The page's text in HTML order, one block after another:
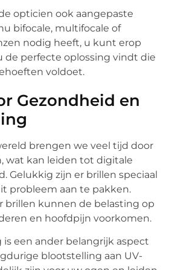
opticien ook aangepaste
bifocale, multifocale of
nodig heeft, u kunt erop
de perfecte oplossing vindt die
voldoet.
Gezondheid en
brengen we veel tijd door
wat kan leiden tot digitale
Gelukkig zijn er brillen speciaal
probleem aan te pakken.
brillen kunnen de belasting op
en hoofdpijn voorkomen.
een ander belangrijk aspect
blootstelling aan UV-